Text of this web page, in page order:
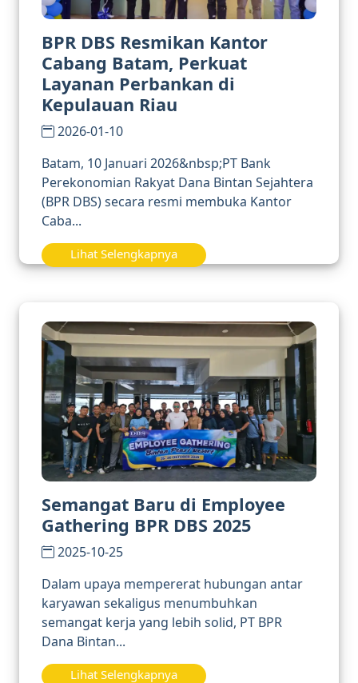
BPR DBS Resmikan Kantor
Cabang Batam, Perkuat
Layanan Perbankan di
Kepulauan Riau
2026-01-10
Batam, 10 Januari 2026&nbsp;PT Bank
Perekonomian Rakyat Dana Bintan Sejahtera
(BPR DBS) secara resmi membuka Kantor
Caba...
Lihat Selengkapnya
Semangat Baru di Employee
Gathering BPR DBS 2025
2025-10-25
Dalam upaya mempererat hubungan antar
karyawan sekaligus menumbuhkan
semangat kerja yang lebih solid, PT BPR
Dana Bintan...
Lihat Selengkapnya